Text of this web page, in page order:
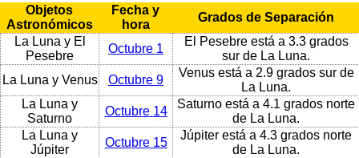
Objetos
Astronómicos
Fecha y
hora
Grados de Separación
La Luna y El
Pesebre
Octubre 1
El Pesebre está a 3.3 grados
sur de La Luna.
La Luna y Venus
Octubre 9
Venus está a 2.9 grados sur de
La Luna.
La Luna y
Saturno
Octubre 14
Saturno está a 4.1 grados norte
de La Luna.
La Luna y
Júpiter
Octubre 15
Júpiter está a 4.3 grados norte
de La Luna.